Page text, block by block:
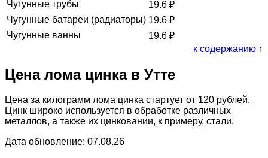
Чугунные трубы
19.6 ₽
Чугунные батареи (радиаторы) 19.6 ₽
Чугунные ванны
19.6 ₽
к содержанию ↑
Цена лома цинка в Утте
Цена за килограмм лома цинка стартует от 120 рублей.
Цинк широко используется в обработке различных
металлов, а также их цинковании, к примеру, стали.
Дата обновление: 07.08.26